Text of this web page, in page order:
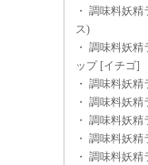
・ 調味料妖精
ス)
・ 調味料妖精
ップ [イチゴ]
・ 調味料妖精
・ 調味料妖精
・ 調味料妖精
・ 調味料妖精
・ 調味料妖精